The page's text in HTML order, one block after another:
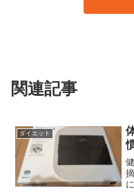
関連記事
ダイエット